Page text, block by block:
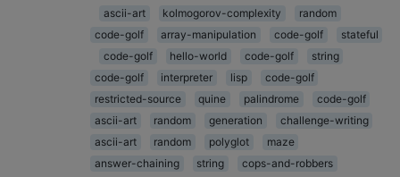
ascii-art
kolmogorov-complexity
random
code-golf
array-manipulation code-golf
stateful
code-golf
hello-world code-golf
string
code-golf
interpreter lisp
code-golf
restricted-source
quine palindrome
code-golf
ascii-art
random generation
challenge-writing
ascii-art
random polyglot
maze
answer-chaining
string
cops-and-robbers